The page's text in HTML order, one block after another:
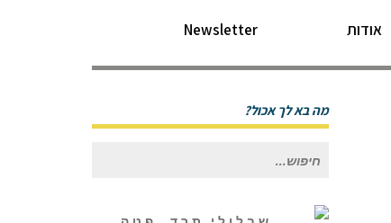
אודות Newsletter
מה בא לך אכול?